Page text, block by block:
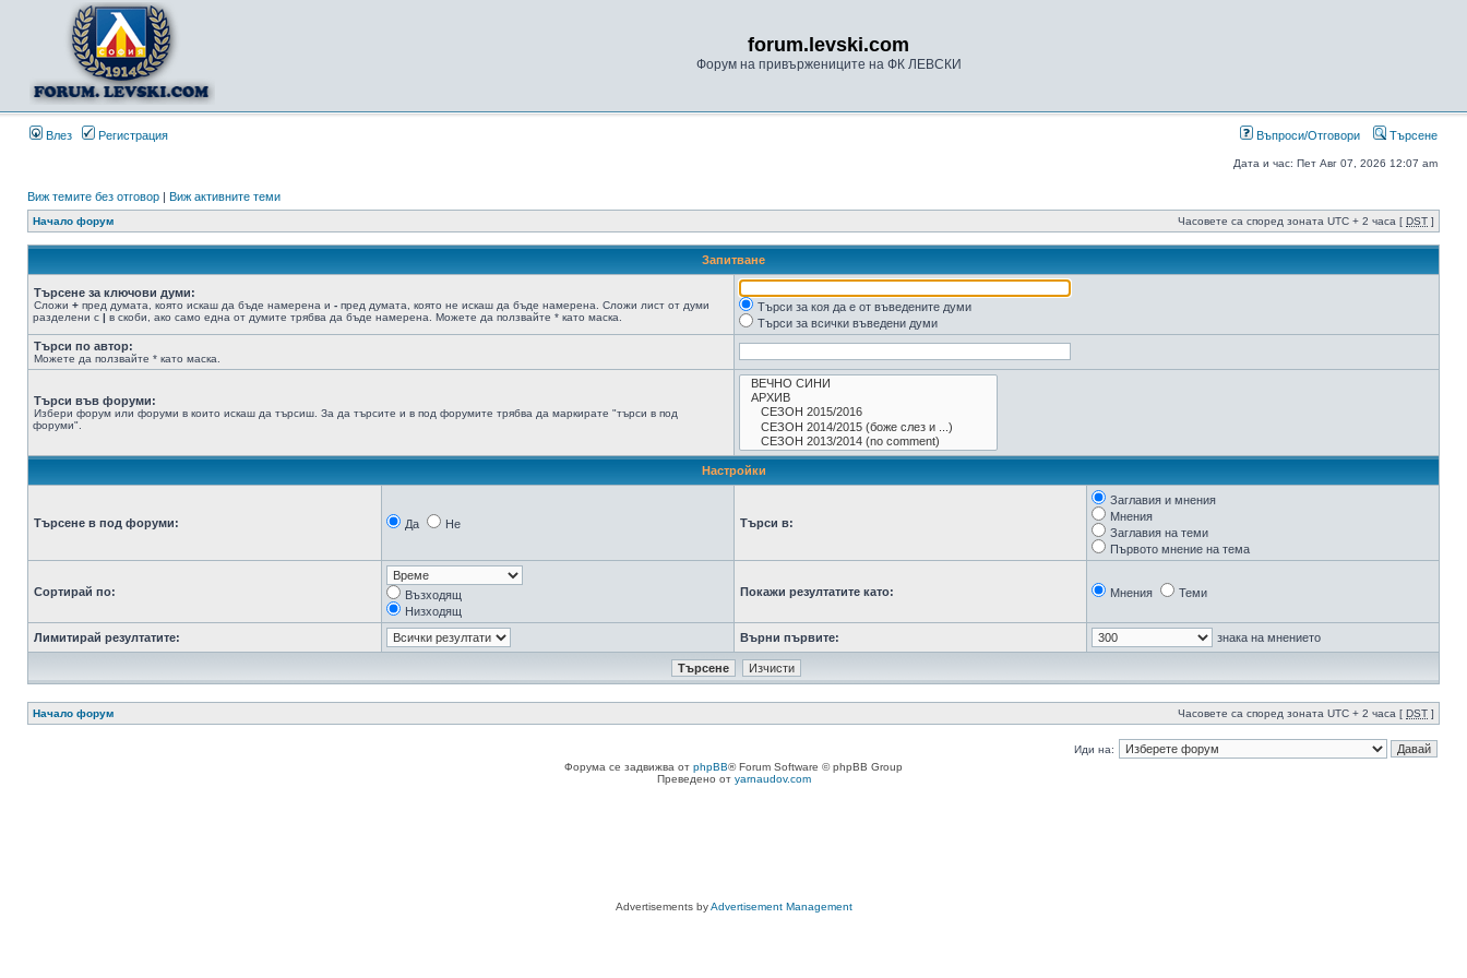
forum.levski.com
Форум на привържениците на ФК ЛЕВСКИ
Влез Регистрация Въпроси/Отговори Търсене
Дата и час: Пет Авг 07, 2026 12:07 am
Виж темите без отговор | Виж активните теми
Начало форум Часовете са според зоната UTC + 2 часа [ DST ]
Запитване
Търсене за ключови думи:
Сложи + пред думата, която искаш да бъде намерена и - пред думата, която не искаш да бъде намерена. Сложи лист от думи
разделени с | в скоби, ако само една от думите трябва да бъде намерена. Можете да ползвайте * като маска.
Търси за коя да е от въведените думи
Търси за всички въведени думи
Търси по автор:
Можете да ползвайте * като маска.
Търси във форуми:
Избери форум или форуми в които искаш да търсиш. За да търсите и в под форумите трябва да маркирате "търси в под
форуми".
Настройки
Търсене в под форуми: Да Не Търси в:
Заглавия и мнения
Мнения
Заглавия на теми
Първото мнение на тема
Сортирай по:
Възходящ
Низходящ
Покажи резултатите като: Мнения Теми
Лимитирай резултатите: Върни първите: знака на мнението
Начало форум Часовете са според зоната UTC + 2 часа [ DST ]
Иди на:
Форума се задвижва от phpBB® Forum Software © phpBB Group
Преведено от yarnaudov.com
Advertisements byAdvertisement Management